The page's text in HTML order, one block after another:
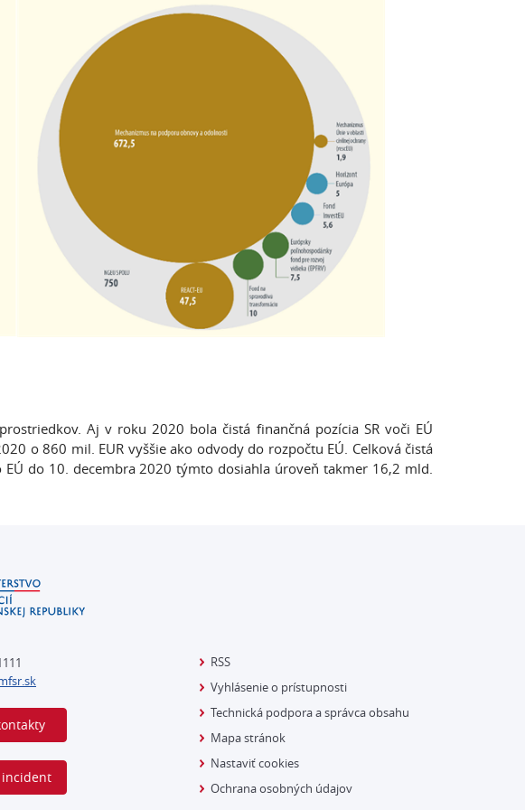
Aj v roku 2020 bola čistá finančná pozícia SR voči EÚ
o 860 mil. EUR vyššie ako odvody do rozpočtu EÚ. Celková čistá
do 10. decembra 2020 týmto dosiahla úroveň takmer 16,2 mld.
RSS
Vyhlásenie o prístupnosti
Technická podpora a správca obsahu
Mapa stránok
Nastaviť cookies
Ochrana osobných údajov